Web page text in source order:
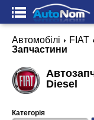
Автомобілі FIAT
Запчастини
Diesel
Категорія